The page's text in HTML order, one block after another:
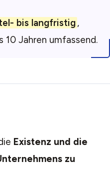
bis langfristig,
10 Jahren umfassend.
Existenz und die
zu